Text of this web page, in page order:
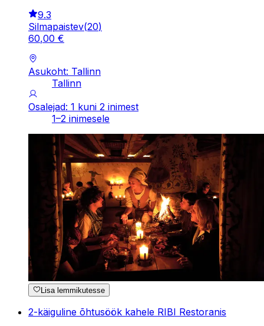
9.3
Silmapaistev(20)
60,00 €
Asukoht: Tallinn
Tallinn
Osalejad: 1 kuni 2 inimest
1–2 inimesele
Lisa lemmikutesse
2-käiguline õhtusöök kahele RIBI Restoranis